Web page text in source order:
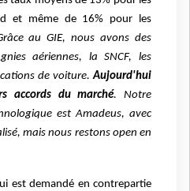
et même de 16% pour les
au GIE, nous avons des
aériennes, la SNCF, les
de voiture.Aujourd'hui
accords du marché. Notre
est Amadeus, avec
mais nous restons open en
est demandé en contrepartie